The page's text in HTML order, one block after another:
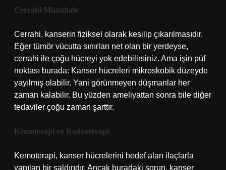
Cerrahi Müdahale
Cerrahi, kanserin fiziksel olarak kesilip çıkarılmasıdır.
Eğer tümör vücutta sınırları net olan bir yerdeyse,
cerrahi ile çoğu hücreyi yok edebilirsiniz. Ama işin püf
noktası burada: Kanser hücreleri mikroskobik düzeyde
yayılmış olabilir. Yani görünmeyen düşmanlar her
zaman kalabilir. Bu yüzden ameliyattan sonra bile diğer
tedaviler çoğu zaman şarttır.
Kemoterapi ve Radyoterapi
Kemoterapi, kanser hücrelerini hedef alan ilaçlarla
yapılan bir saldırıdır. Ancak buradaki sorun, kanser